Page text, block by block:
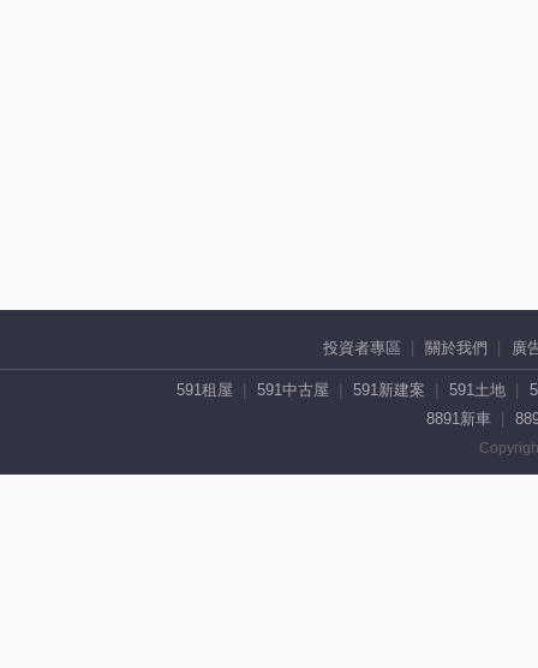
投資者專區 關於我們 廣
591租屋 591中古屋 591新建案 591土地
8891新車